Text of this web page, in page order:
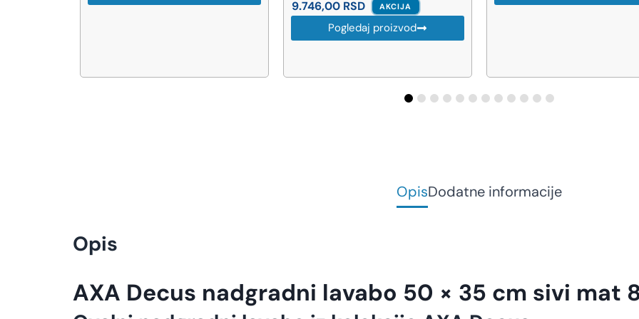
9.746,00RSD AKCIJA
OpisDodatne informacije
Opis
AXA Decus nadgradni lavabo 50 × 35 cm sivi mat